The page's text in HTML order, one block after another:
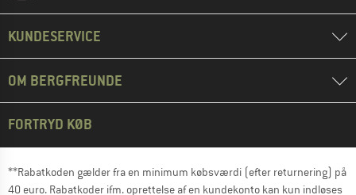
KUNDESERVICE
OM BERGFREUNDE
FORTRYD KØB
**Rabatkoden gælder fra en minimum købsværdi (efter returnering) på
40 euro. Rabatkoder ifm. oprettelse af en kundekonto kan kun indløses